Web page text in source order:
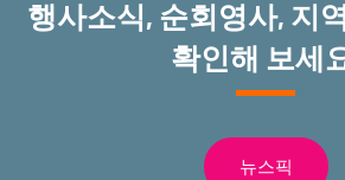
행사소식, 순회영사, 지
확인해 보세
뉴스픽